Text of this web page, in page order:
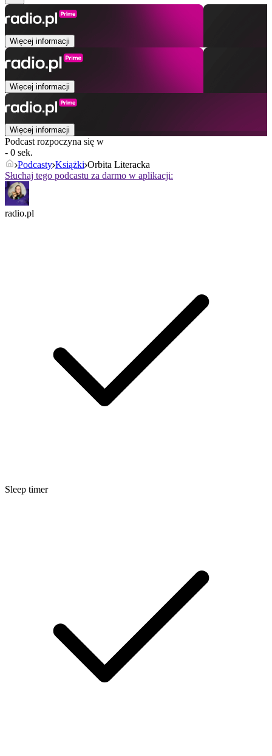
Więcej informacji
Więcej informacji
Więcej informacji
Podcast rozpoczyna się w
- 0 sek.
Podcasty Książki Orbita Literacka
Słuchaj tego podcastu za darmo w aplikacji:
radio.pl
Sleep timer